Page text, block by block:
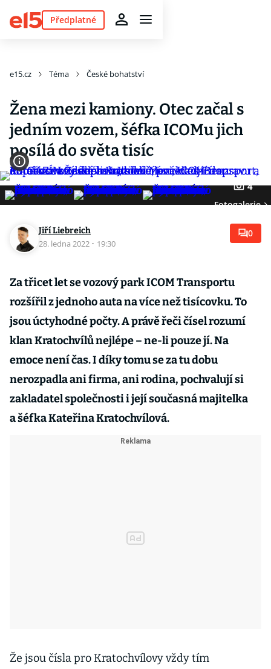
Předplatné
e15.cz Téma České bohatství
Žena mezi kamiony. Otec začal s
jedním vozem, šéfka ICOMu jich
posílá do světa tisíc
4
Fotogalerie
Jiří Liebreich
28. ledna 2022 · 19:30
0
Za třicet let se vozový park ICOM Transportu
rozšířil z jednoho auta na více než tisícovku. To
jsou úctyhodné počty. A právě řeči čísel rozumí
klan Kratochvílů nejlépe – ne-li pouze jí. Na
emoce není čas. I díky tomu se za tu dobu
nerozpadla ani firma, ani rodina, pochvalují si
zakladatel společnosti i její současná majitelka
a šéfka Kateřina Kratochvílová.
Že jsou čísla pro Kratochvílovy vždy tím